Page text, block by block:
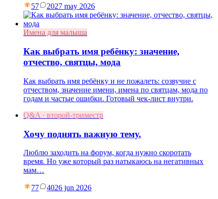
57 2027 may 2026
Имена для малыша
Как выбрать имя ребёнку: значение,
отчество, святцы, мода
Как выбрать имя ребёнку и не пожалеть: созвучие с
отчеством, значение имени, имена по святцам, мода по
годам и частые ошибки. Готовый чек-лист внутри.
Q&A · второй-триместр
Хочу поднять важную тему.
Люблю заходить на форум, когда нужно скоротать
время. Но уже который раз натыкаюсь на негативных
мам…
77 4026 jun 2026